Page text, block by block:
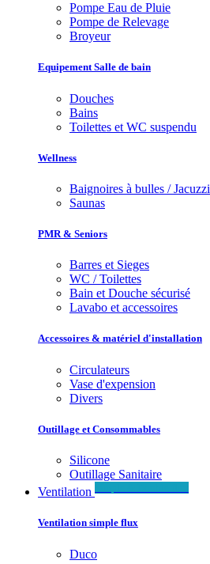
Pompe Eau de Pluie
Pompe de Relevage
Broyeur
Equipement Salle de bain
Douches
Bains
Toilettes et WC suspendu
Wellness
Baignoires à bulles / Jacuzzi
Saunas
PMR & Seniors
Barres et Sieges
WC / Toilettes
Bain et Douche sécurisé
Lavabo et accessoires
Accessoires & matériel d'installation
Circulateurs
Vase d'expension
Divers
Outillage et Consommables
Silicone
Outillage Sanitaire
Ventilation
Ventilation simple flux
Duco